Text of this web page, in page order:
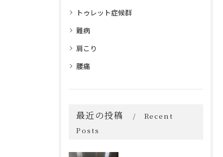
トゥレット症候群
難病
肩こり
腰痛
最近の投稿
Recent
Posts